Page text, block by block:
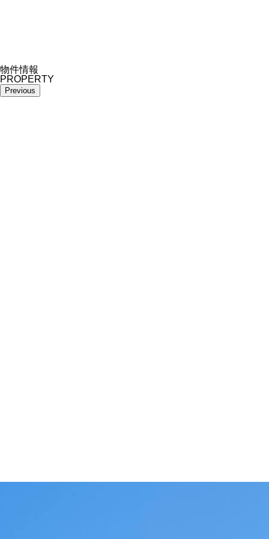
物件情報
PROPERTY
Previous